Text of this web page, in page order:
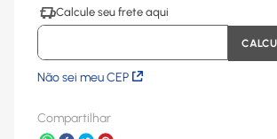
Não sei meu CEP
Compartilhar